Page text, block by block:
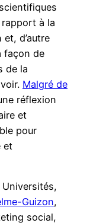
à la
d’autre
façon de
de la
Malgré de
réflexion
et
pour
et
Guizon,
social,